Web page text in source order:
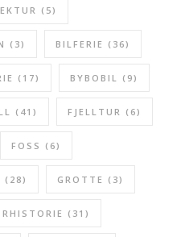
(5)
(3) BILFERIE (36)
(17) BYBOBIL (9)
(41) FJELLTUR (6)
FOSS (6)
(28) GROTTE (3)
(31)